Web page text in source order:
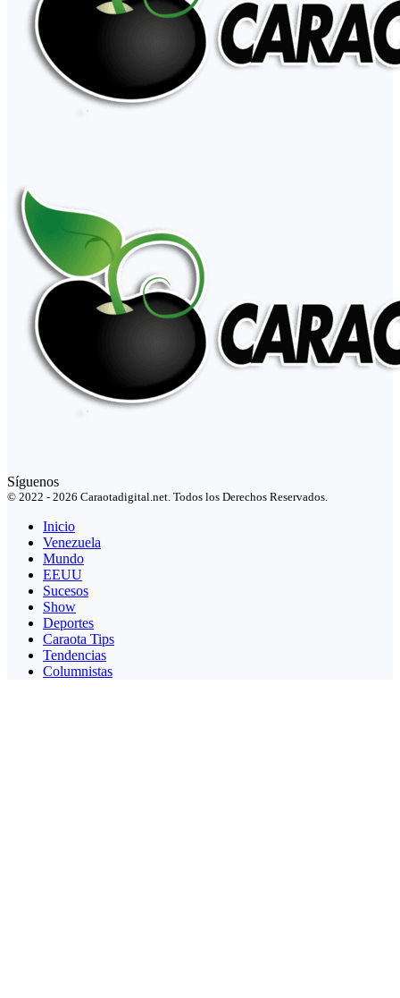
Síguenos
© 2022 - 2026 Caraotadigital.net. Todos los Derechos Reservados.
Inicio
Venezuela
Mundo
EEUU
Sucesos
Show
Deportes
Caraota Tips
Tendencias
Columnistas